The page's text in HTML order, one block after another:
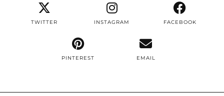
TWITTER INSTAGRAM FACEBOOK
PINTEREST EMAIL